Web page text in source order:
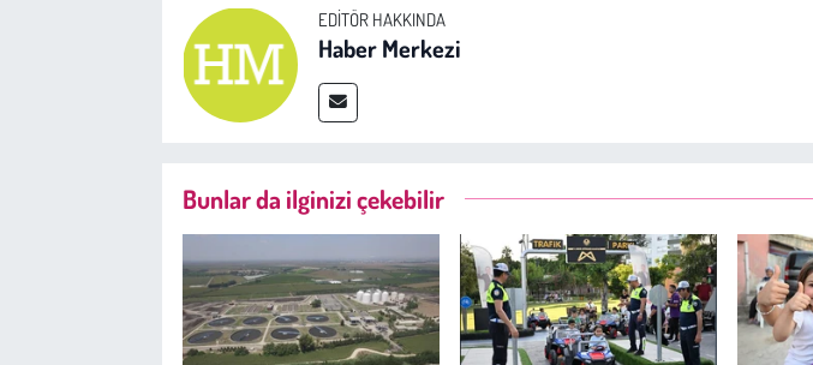
EDITÖR HAKKINDA
Haber Merkezi
Bunlar da ilginizi çekebilir